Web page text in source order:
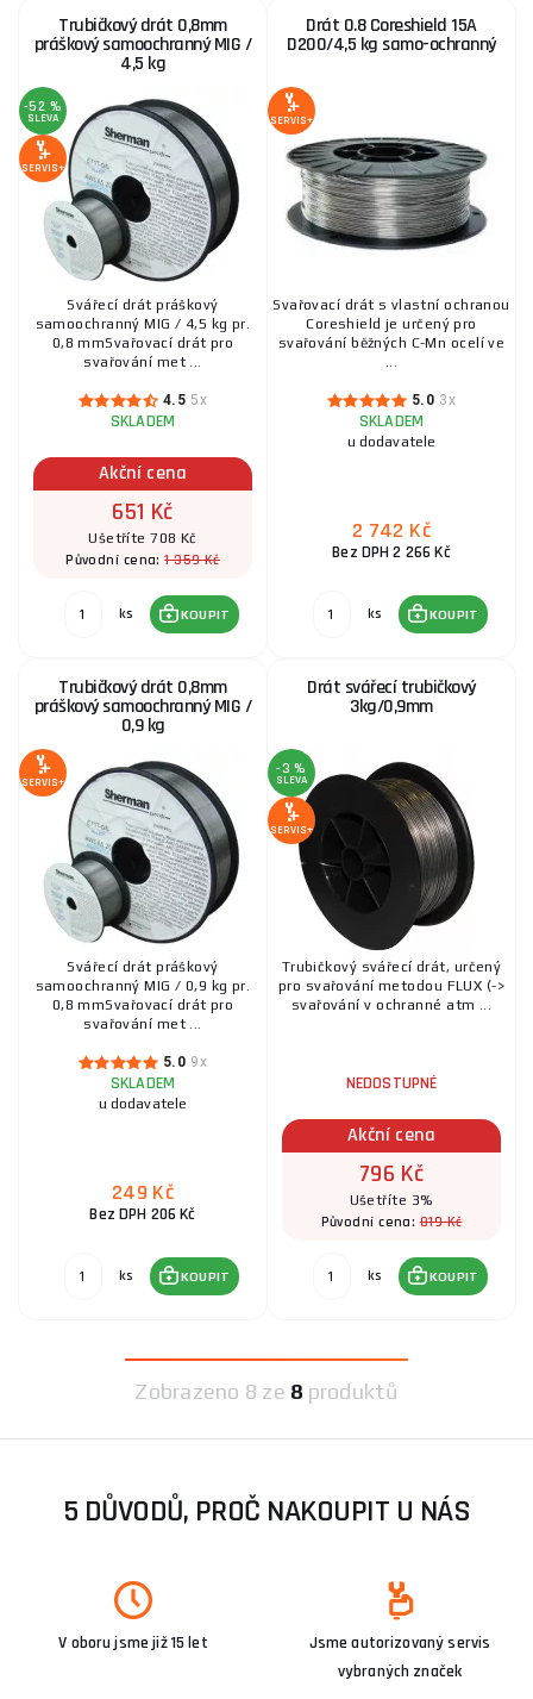
Trubičkový drát 0,8mm
práškový samoochranný MIG /
4,5 kg
-52 %
SLEVA
SERVIS+
Svářecí drát práškový
samoochranný MIG / 4,5 kg pr.
0,8 mmSvařovací drát pro
svařování met ...
4.5 5x
SKLADEM
Akční cena
651 Kč
Ušetříte 708 Kč
Původní cena:1 359 Kč
ks KOUPIT
Drát 0.8 Coreshield 15A
D200/4,5 kg samo-ochranný
SERVIS+
Svařovací drát s vlastní ochranou
Coreshield je určený pro
svařování běžných C-Mn ocelí ve
...
5.0 3x
SKLADEM
u dodavatele
2 742 Kč
Bez DPH 2 266 Kč
ks KOUPIT
Trubičkový drát 0,8mm
práškový samoochranný MIG /
0,9 kg
SERVIS+
Svářecí drát práškový
samoochranný MIG / 0,9 kg pr.
0,8 mmSvařovací drát pro
svařování met ...
5.0 9x
SKLADEM
u dodavatele
249 Kč
Bez DPH 206 Kč
ks KOUPIT
Drát svářecí trubičkový
3kg/0,9mm
-3 %
SLEVA
SERVIS+
Trubičkový svářecí drát, určený
pro svařování metodou FLUX (->
svařování v ochranné atm ...
NEDOSTUPNÉ
Akční cena
796 Kč
Ušetříte 3%
Původní cena:819 Kč
ks KOUPIT
Zobrazeno 8 ze 8 produktů
5 DŮVODŮ, PROČ NAKOUPIT U NÁS
V oboru jsme již 15 let
Jsme autorizovaný servis
vybraných značek